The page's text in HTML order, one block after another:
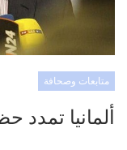
متابعات وصحافة
ألمانيا تمدد